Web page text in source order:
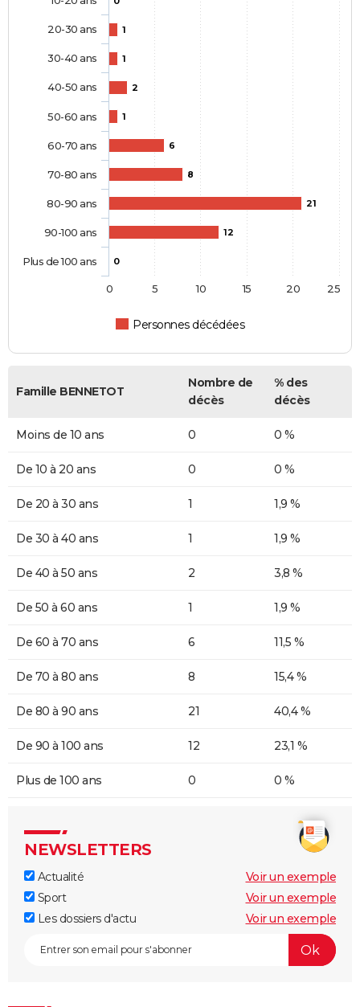
1
1
2
1
6
8
21
12
0
Personnes décédées
20-30 ans
30-40 ans
40-50 ans
50-60 ans
60-70 ans
70-80 ans
80-90 ans
90-100 ans
Plus de 100 ans
0 5 10 15 20 25
Famille BENNETOT
Nombre de
décès
% des
décès
Moins de 10 ans 0 0 %
De 10 à 20 ans 0 0 %
De 20 à 30 ans 1 1,9 %
De 30 à 40 ans 1 1,9 %
De 40 à 50 ans 2 3,8 %
De 50 à 60 ans 1 1,9 %
De 60 à 70 ans 6 11,5 %
De 70 à 80 ans 8 15,4 %
De 80 à 90 ans 21 40,4 %
De 90 à 100 ans 12 23,1 %
Plus de 100 ans 0 0 %
NEWSLETTERS
Actualité
Voir un exemple
Sport
Voir un exemple
Les dossiers d'actu
Voir un exemple